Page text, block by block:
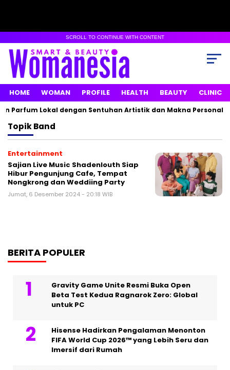
SCROLL TO CONTINUE WITH CONTENT
HOME WOMAN PROFILE HEALTH BEAUTY CLINIC
Parfum Lokal dengan Sentuhan Artistik dan Makna Personal
TopikBand
Entertainment
Sajian Live Music Shadenlouth Siap
Hibur Pengunjung Cafe, Tempat
Nongkrong dan Weddiing Party
Jumat, 6 Desember 2024 - 20:18 WIB
BERITA POPULER
Gravity Game Unite Resmi Buka Open
Beta Test Kedua Ragnarok Zero: Global
untuk PC
Hisense Hadirkan Pengalaman Menonton
FIFA World Cup 2026™ yang Lebih Seru dan
Imersif dari Rumah